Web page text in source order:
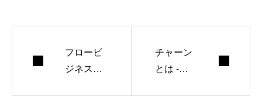
フロービ
ジネスと
チャーン
とは -